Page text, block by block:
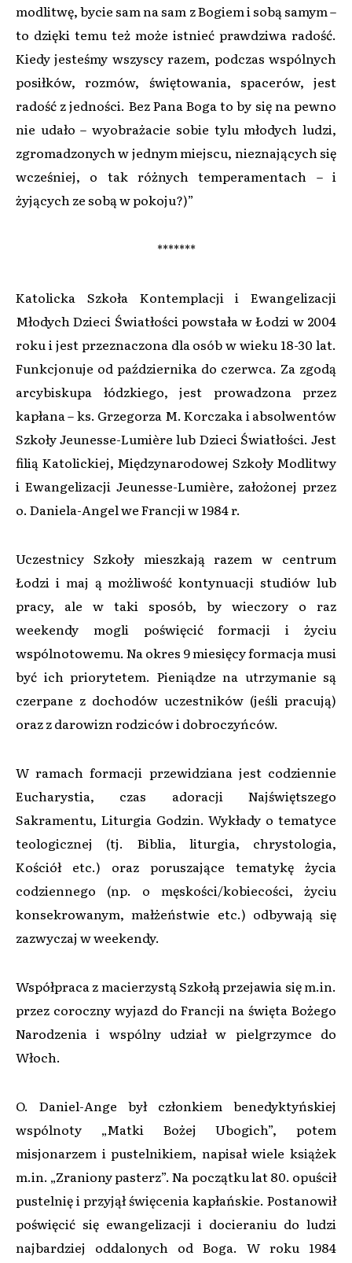
modlitwę, bycie sam na sam z Bogiem i sobą samym –
to dzięki temu też może istnieć prawdziwa radość.
Kiedy jesteśmy wszyscy razem, podczas wspólnych
posiłków, rozmów, świętowania, spacerów, jest
radość z jedności. Bez Pana Boga to by się na pewno
nie udało – wyobrażacie sobie tylu młodych ludzi,
zgromadzonych w jednym miejscu, nieznających się
wcześniej, o tak różnych temperamentach – i
żyjących ze sobą w pokoju?)”
*******
Katolicka Szkoła Kontemplacji i Ewangelizacji
Młodych Dzieci Światłości powstała w Łodzi w 2004
roku i jest przeznaczona dla osób w wieku 18-30 lat.
Funkcjonuje od października do czerwca. Za zgodą
arcybiskupa łódzkiego, jest prowadzona przez
kapłana – ks. Grzegorza M. Korczaka i absolwentów
Szkoły Jeunesse-Lumière lub Dzieci Światłości. Jest
filią Katolickiej, Międzynarodowej Szkoły Modlitwy
i Ewangelizacji Jeunesse-Lumière, założonej przez
o. Daniela-Angel we Francji w 1984 r.
Uczestnicy Szkoły mieszkają razem w centrum
Łodzi i maj ą możliwość kontynuacji studiów lub
pracy, ale w taki sposób, by wieczory o raz
weekendy mogli poświęcić formacji i życiu
wspólnotowemu. Na okres 9 miesięcy formacja musi
być ich priorytetem. Pieniądze na utrzymanie są
czerpane z dochodów uczestników (jeśli pracują)
oraz z darowizn rodziców i dobroczyńców.
W ramach formacji przewidziana jest codziennie
Eucharystia, czas adoracji Najświętszego
Sakramentu, Liturgia Godzin. Wykłady o tematyce
teologicznej (tj. Biblia, liturgia, chrystologia,
Kościół etc.) oraz poruszające tematykę życia
codziennego (np. o męskości/kobiecości, życiu
konsekrowanym, małżeństwie etc.) odbywają się
zazwyczaj w weekendy.
Współpraca z macierzystą Szkołą przejawia się m.in.
przez coroczny wyjazd do Francji na święta Bożego
Narodzenia i wspólny udział w pielgrzymce do
Włoch.
O. Daniel-Ange był członkiem benedyktyńskiej
wspólnoty „Matki Bożej Ubogich”, potem
misjonarzem i pustelnikiem, napisał wiele książek
m.in. „Zraniony pasterz”. Na początku lat 80. opuścił
pustelnię i przyjął święcenia kapłańskie. Postanowił
poświęcić się ewangelizacji i docieraniu do ludzi
najbardziej oddalonych od Boga. W roku 1984